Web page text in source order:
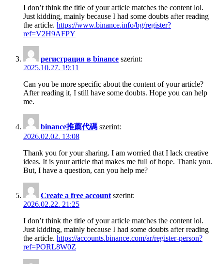
I don’t think the title of your article matches the content lol.
Just kidding, mainly because I had some doubts after reading
the article. https://www.binance.info/bg/register?
ref=V2H9AFPY
регистрация в binance szerint:
2025.10.27. 19:11
Can you be more specific about the content of your article?
After reading it, I still have some doubts. Hope you can help
me.
binance推薦代碼 szerint:
2026.02.02. 13:08
Thank you for your sharing. I am worried that I lack creative
ideas. It is your article that makes me full of hope. Thank you.
But, I have a question, can you help me?
Create a free account szerint:
2026.02.22. 21:25
I don’t think the title of your article matches the content lol.
Just kidding, mainly because I had some doubts after reading
the article. https://accounts.binance.com/ar/register-person?
ref=PORL8W0Z